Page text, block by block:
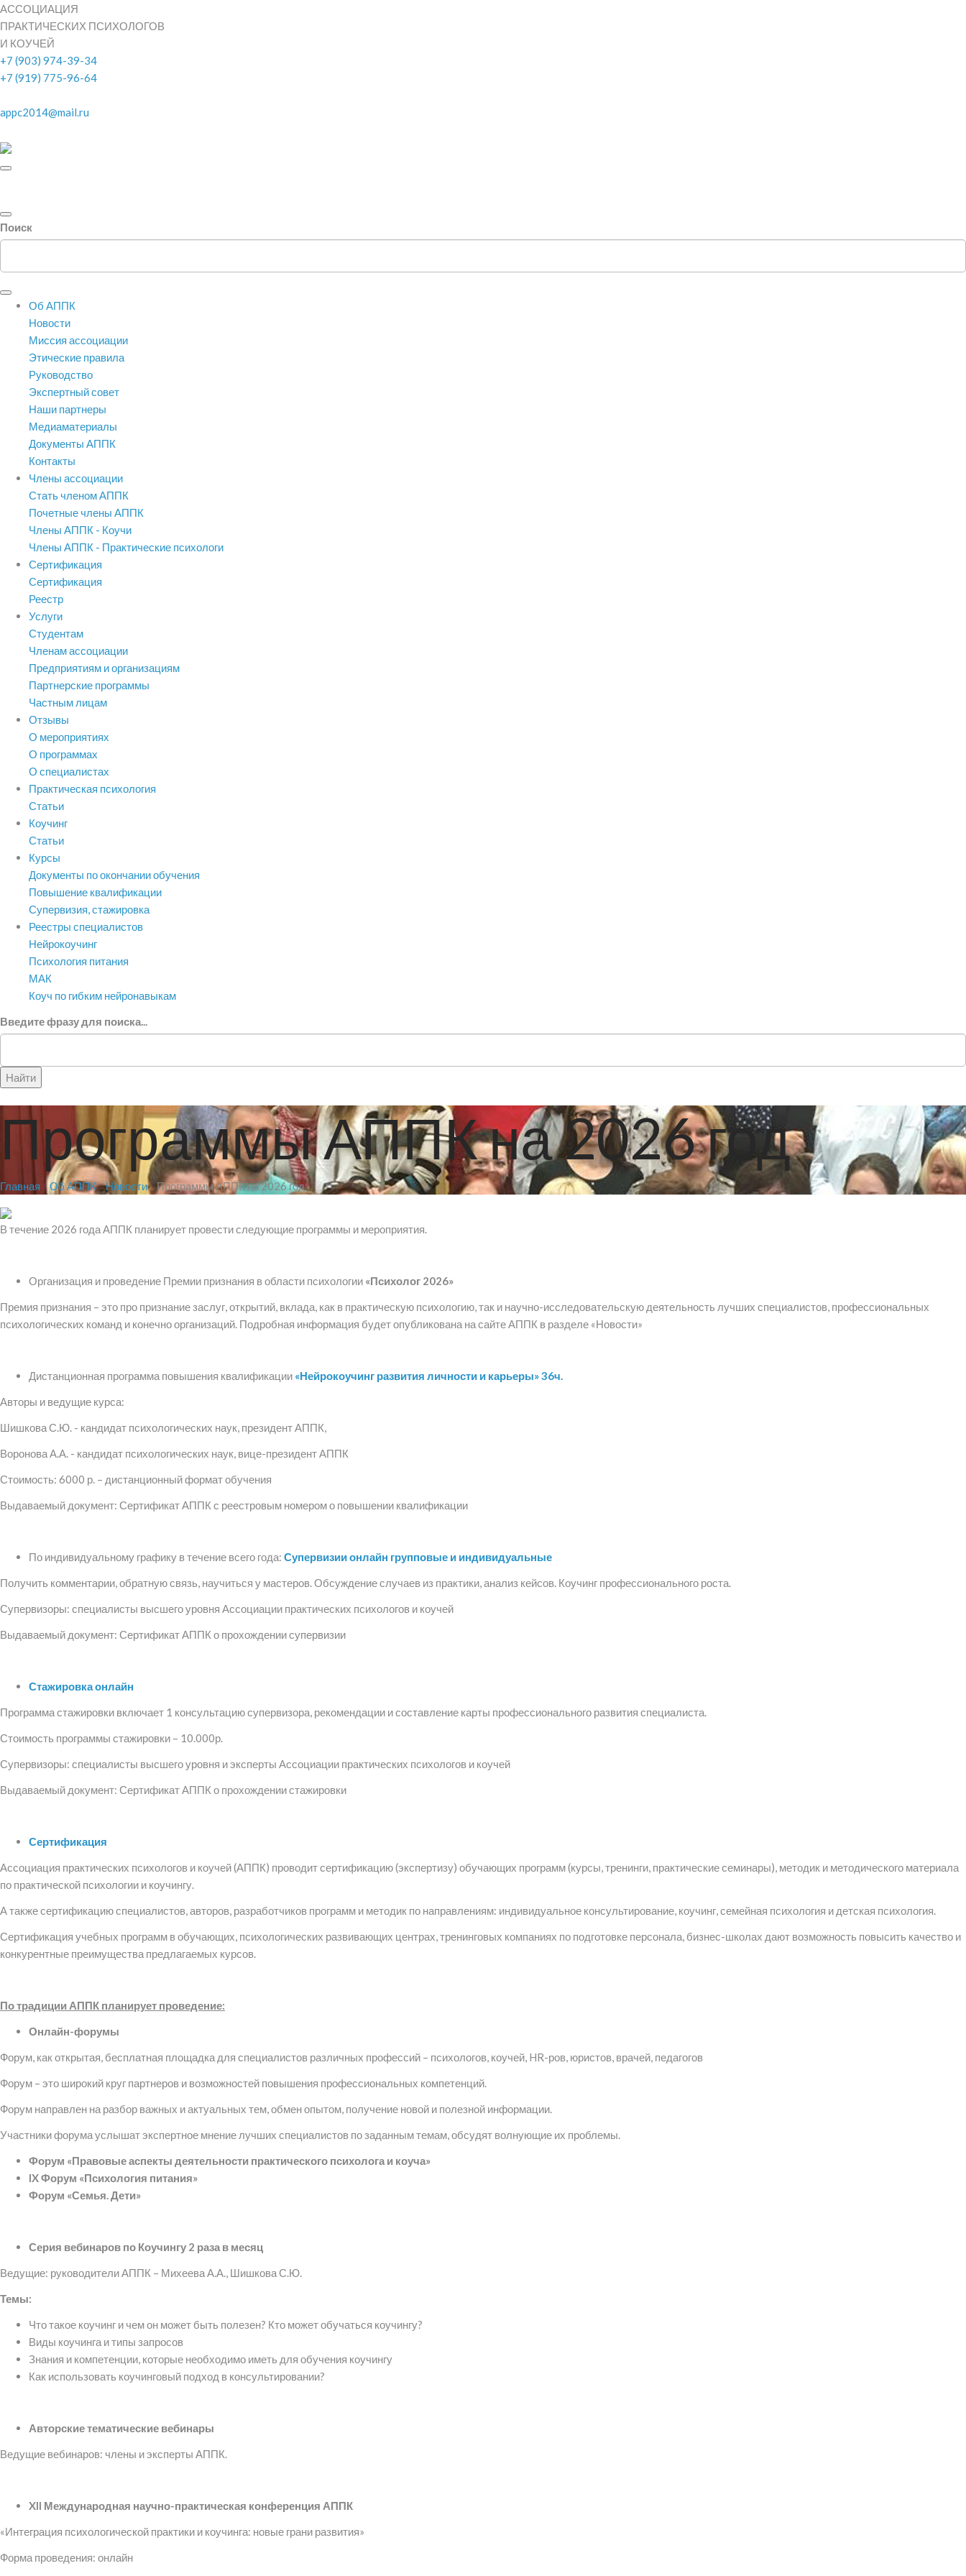
АССОЦИАЦИЯ
ПРАКТИЧЕСКИХ ПСИХОЛОГОВ
И КОУЧЕЙ
+7 (903) 974-39-34
+7 (919) 775-96-64
appc2014@mail.ru
Поиск
Об АППК
Новости
Миссия ассоциации
Этические правила
Руководство
Экспертный совет
Наши партнеры
Медиаматериалы
Документы АППК
Контакты
Члены ассоциации
Стать членом АППК
Почетные члены АППК
Члены АППК - Коучи
Члены АППК - Практические психологи
Сертификация
Сертификация
Реестр
Услуги
Студентам
Членам ассоциации
Предприятиям и организациям
Партнерские программы
Частным лицам
Отзывы
О мероприятиях
О программах
О специалистах
Практическая психология
Статьи
Коучинг
Статьи
Курсы
Документы по окончании обучения
Повышение квалификации
Супервизия, стажировка
Реестры специалистов
Нейрокоучинг
Психология питания
МАК
Коуч по гибким нейронавыкам
Введите фразу для поиска...
Найти
Программы АППК на 2026 год
Главная Об АППК Новости Программы АППК на 2026 год
В течение 2026 года АППК планирует провести следующие программы и мероприятия.
Организация и проведение Премии признания в области психологии «Психолог 2026»
Премия признания – это про признание заслуг, открытий, вклада, как в практическую психологию, так и научно-исследовательскую деятельность лучших специалистов, профессиональных
психологических команд и конечно организаций. Подробная информация будет опубликована на сайте АППК в разделе «Новости»
Дистанционная программа повышения квалификации «Нейрокоучинг развития личности и карьеры» 36ч.
Авторы и ведущие курса:
Шишкова С.Ю. - кандидат психологических наук, президент АППК,
Воронова А.А. - кандидат психологических наук, вице-президент АППК
Стоимость: 6000 р. – дистанционный формат обучения
Выдаваемый документ: Сертификат АППК с реестровым номером о повышении квалификации
По индивидуальному графику в течение всего года: Супервизии онлайн групповые и индивидуальные
Получить комментарии, обратную связь, научиться у мастеров. Обсуждение случаев из практики, анализ кейсов. Коучинг профессионального роста.
Супервизоры: специалисты высшего уровня Ассоциации практических психологов и коучей
Выдаваемый документ: Сертификат АППК о прохождении супервизии
Стажировка онлайн
Программа стажировки включает 1 консультацию супервизора, рекомендации и составление карты профессионального развития специалиста.
Стоимость программы стажировки – 10.000р.
Супервизоры: специалисты высшего уровня и эксперты Ассоциации практических психологов и коучей
Выдаваемый документ: Сертификат АППК о прохождении стажировки
Сертификация
Ассоциация практических психологов и коучей (АППК) проводит сертификацию (экспертизу) обучающих программ (курсы, тренинги, практические семинары), методик и методического материала
по практической психологии и коучингу.
А также сертификацию специалистов, авторов, разработчиков программ и методик по направлениям: индивидуальное консультирование, коучинг, семейная психология и детская психология.
Сертификация учебных программ в обучающих, психологических развивающих центрах, тренинговых компаниях по подготовке персонала, бизнес-школах дают возможность повысить качество и
конкурентные преимущества предлагаемых курсов.
По традиции АППК планирует проведение:
Онлайн-форумы
Форум, как открытая, бесплатная площадка для специалистов различных профессий – психологов, коучей, HR-ров, юристов, врачей, педагогов
Форум – это широкий круг партнеров и возможностей повышения профессиональных компетенций.
Форум направлен на разбор важных и актуальных тем, обмен опытом, получение новой и полезной информации.
Участники форума услышат экспертное мнение лучших специалистов по заданным темам, обсудят волнующие их проблемы.
Форум «Правовые аспекты деятельности практического психолога и коуча»
IXФорум «Психология питания»
Форум «Семья. Дети»
Серия вебинаров по Коучингу 2 раза в месяц
Ведущие: руководители АППК – Михеева А.А., Шишкова С.Ю.
Темы:
Что такое коучинг и чем он может быть полезен? Кто может обучаться коучингу?
Виды коучинга и типы запросов
Знания и компетенции, которые необходимо иметь для обучения коучингу
Как использовать коучинговый подход в консультировании?
Авторские тематические вебинары
Ведущие вебинаров: члены и эксперты АППК.
XII Международная научно-практическая конференция АППК
«Интеграция психологической практики и коучинга: новые грани развития»
Форма проведения: онлайн